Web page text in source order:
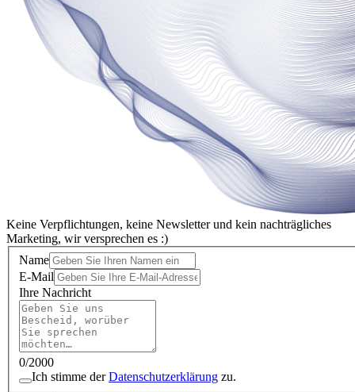
Keine Verpflichtungen, keine Newsletter und kein nachträgliches
Marketing, wir versprechen es :)
Name
E-Mail
Ihre Nachricht
0/2000
Ich stimme derDatenschutzerklärung zu.